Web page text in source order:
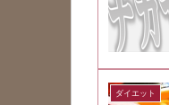
ダイエット